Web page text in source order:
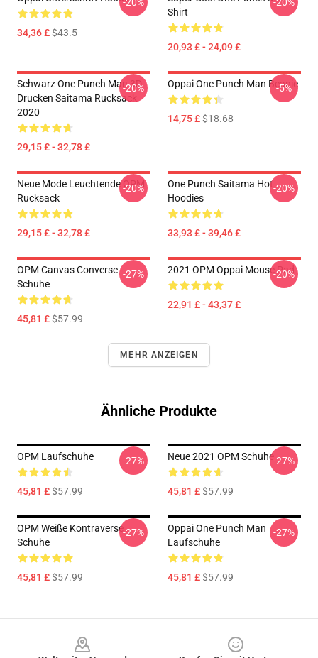
34,36 £$43.5
Shirt
20,93 £ - 24,09 £
Schwarz One Punch Man 3D
Drucken Saitama Rucksack
2020
29,15 £ - 32,78 £
-20% Oppai One Punch Man Beanie
14,75 £$18.68
-5%
Neue Mode Leuchtende OPM
Rucksack
29,15 £ - 32,78 £
-20%
One Punch Saitama Hot
Hoodies
33,93 £ - 39,46 £
-20%
OPM Canvas Converse
Schuhe
45,81 £$57.99
-27% 2021 OPM Oppai Mouse Pad
22,91 £ - 43,37 £
-20%
MEHR ANZEIGEN
Ähnliche Produkte
OPM Laufschuhe
45,81 £$57.99
-27% Neue 2021 OPM Schuhe
45,81 £$57.99
-27%
OPM Weiße Kontraverse
Schuhe
45,81 £$57.99
-27%
Oppai One Punch Man
Laufschuhe
45,81 £$57.99
-27%